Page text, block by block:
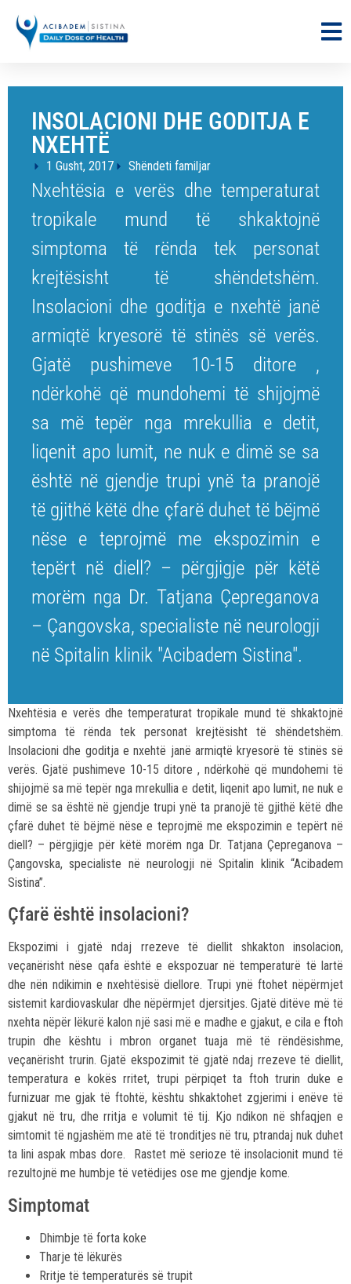
INSOLACIONI DHE GODITJA E
NXEHTË
1 Gusht, 2017 Shëndeti familjar
Nxehtësia e verës dhe temperaturat
tropikale mund të shkaktojnë
simptoma të rënda tek personat
krejtësisht të shëndetshëm.
Insolacioni dhe goditja e nxehtë janë
armiqtë kryesorë të stinës së verës.
Gjatë pushimeve 10-15 ditore ,
ndërkohë që mundohemi të shijojmë
sa më tepër nga mrekullia e detit,
liqenit apo lumit, ne nuk e dimë se sa
është në gjendje trupi ynë ta pranojë
të gjithë këtë dhe çfarë duhet të bëjmë
nëse e teprojmë me ekspozimin e
tepërt në diell? – përgjigje për këtë
morëm nga Dr. Tatjana Çepreganova
– Çangovska, specialiste në neurologji
në Spitalin klinik "Acibadem Sistina".
Nxehtësia e verës dhe temperaturat tropikale mund të shkaktojnë
simptoma të rënda tek personat krejtësisht të shëndetshëm.
Insolacioni dhe goditja e nxehtë janë armiqtë kryesorë të stinës së
verës. Gjatë pushimeve 10-15 ditore , ndërkohë që mundohemi të
shijojmë sa më tepër nga mrekullia e detit, liqenit apo lumit, ne nuk e
dimë se sa është në gjendje trupi ynë ta pranojë të gjithë këtë dhe
çfarë duhet të bëjmë nëse e teprojmë me ekspozimin e tepërt në
diell? – përgjigje për këtë morëm nga Dr. Tatjana Çepreganova –
Çangovska, specialiste në neurologji në Spitalin klinik “Acibadem
Sistina”.
Çfarë është insolacioni?
Ekspozimi i gjatë ndaj rrezeve të diellit shkakton insolacion,
veçanërisht nëse qafa është e ekspozuar në temperaturë të lartë
dhe nën ndikimin e nxehtësisë diellore. Trupi ynë ftohet nëpërmjet
sistemit kardiovaskular dhe nëpërmjet djersitjes. Gjatë ditëve më të
nxehta nëpër lëkurë kalon një sasi më e madhe e gjakut, e cila e ftoh
trupin dhe kështu i mbron organet tuaja më të rëndësishme,
veçanërisht trurin. Gjatë ekspozimit të gjatë ndaj rrezeve të diellit,
temperatura e kokës rritet, trupi përpiqet ta ftoh trurin duke e
furnizuar me gjak të ftohtë, kështu shkaktohet zgjerimi i enëve të
gjakut në tru, dhe rritja e volumit të tij. Kjo ndikon në shfaqjen e
simtomit të ngjashëm me atë të tronditjes në tru, ptrandaj nuk duhet
ta lini aspak mbas dore. Rastet më serioze të insolacionit mund të
rezultojnë me humbje të vetëdijes ose me gjendje kome.
Simptomat
Dhimbje të forta koke
Tharje të lëkurës
Rritje të temperaturës së trupit